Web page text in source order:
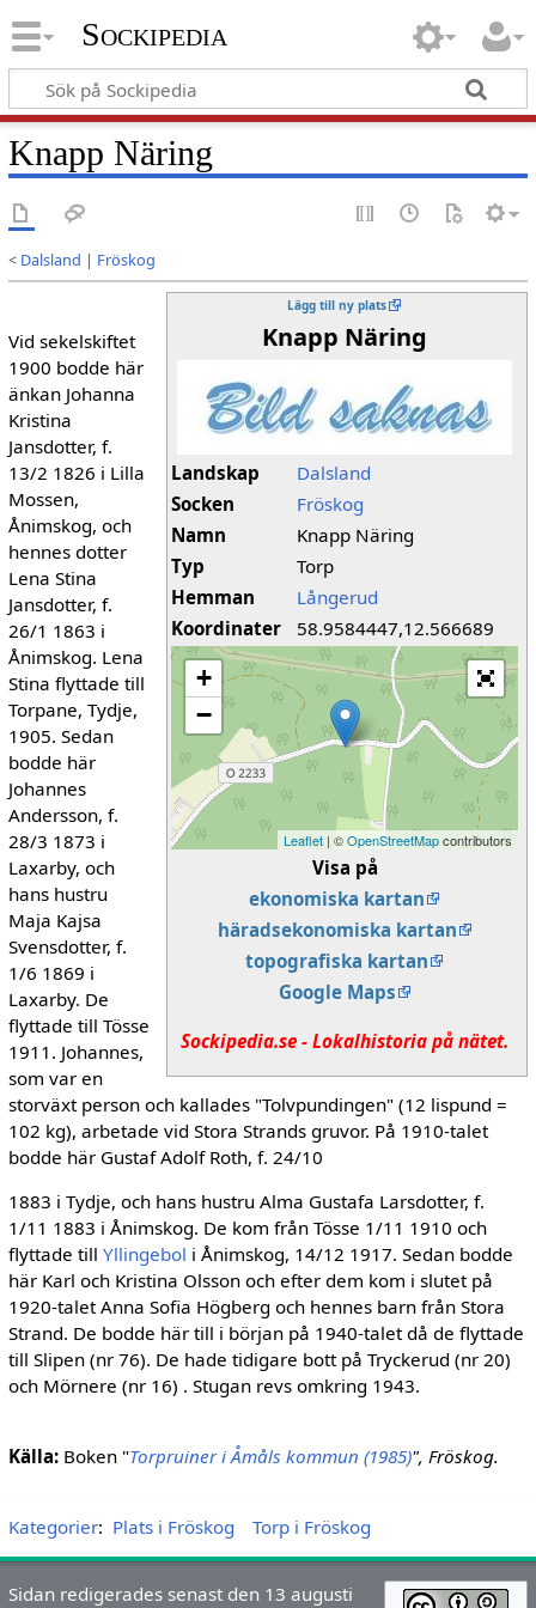
Sockipedia
Knapp Näring
< Dalsland | Fröskog
Lägg till ny plats
Knapp Näring
Landskap
Dalsland
Socken
Fröskog
Namn
Knapp Näring
Typ
Torp
Hemman
Långerud
Koordinater
58.9584447,12.566689
+
−
Leaflet | ©OpenStreetMapcontributors
Visa på
ekonomiska kartan
häradsekonomiska kartan
topografiska kartan
Google Maps
Sockipedia.se - Lokalhistoria på nätet.
Vid sekelskiftet
1900 bodde här
änkan Johanna
Kristina
Jansdotter, f.
13/2 1826 i Lilla
Mossen,
Ånimskog, och
hennes dotter
Lena Stina
Jansdotter, f.
26/1 1863 i
Ånimskog. Lena
Stina flyttade till
Torpane, Tydje,
1905. Sedan
bodde här
Johannes
Andersson, f.
28/3 1873 i
Laxarby, och
hans hustru
Maja Kajsa
Svensdotter, f.
1/6 1869 i
Laxarby. De
flyttade till Tösse
1911. Johannes,
som var en
storväxt person och kallades "Tolvpundingen" (12 lispund =
102 kg), arbetade vid Stora Strands gruvor. På 1910-talet
bodde här Gustaf Adolf Roth, f. 24/10
1883 i Tydje, och hans hustru Alma Gustafa Larsdotter, f.
1/11 1883 i Ånimskog. De kom från Tösse 1/11 1910 och
flyttade till Yllingebol i Ånimskog, 14/12 1917. Sedan bodde
här Karl och Kristina Olsson och efter dem kom i slutet på
1920-talet Anna Sofia Högberg och hennes barn från Stora
Strand. De bodde här till i början på 1940-talet då de flyttade
till Slipen (nr 76). De hade tidigare bott på Tryckerud (nr 20)
och Mörnere (nr 16) . Stugan revs omkring 1943.
Källa:Boken "Torpruiner i Åmåls kommun (1985)", Fröskog.
Kategorier: Plats i Fröskog Torp i Fröskog
Sidan redigerades senast den 13 augusti